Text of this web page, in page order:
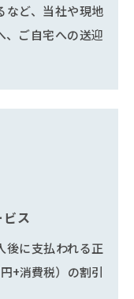
など、当社や現地
、ご自宅への送迎
ス
後に支払われる正
+消費税）の割引